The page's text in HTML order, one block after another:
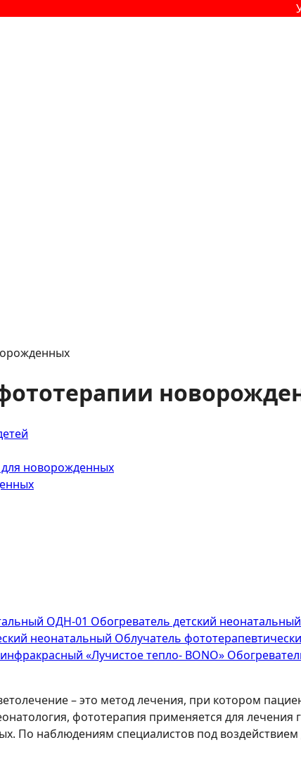
новорожденных
Обогреватель детский
Облучатель
– это метод лечения, при котором
фототерапия применяется для
По наблюдениям специалистов под